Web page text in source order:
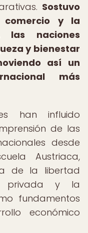
Sostuvo
y la
las naciones
y bienestar
así un
más
han influido
de las
desde
Austriaca,
de la libertad
privada y la
fundamentos
económico